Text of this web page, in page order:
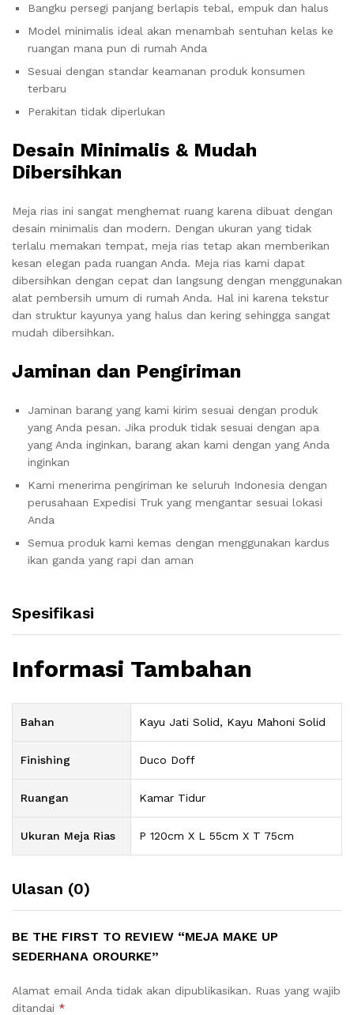
Bangku persegi panjang berlapis tebal, empuk dan halus
Model minimalis ideal akan menambah sentuhan kelas ke
ruangan mana pun di rumah Anda
Sesuai dengan standar keamanan produk konsumen
terbaru
Perakitan tidak diperlukan
Desain Minimalis & Mudah
Dibersihkan
Meja rias ini sangat menghemat ruang karena dibuat dengan
desain minimalis dan modern. Dengan ukuran yang tidak
terlalu memakan tempat, meja rias tetap akan memberikan
kesan elegan pada ruangan Anda. Meja rias kami dapat
dibersihkan dengan cepat dan langsung dengan menggunakan
alat pembersih umum di rumah Anda. Hal ini karena tekstur
dan struktur kayunya yang halus dan kering sehingga sangat
mudah dibersihkan.
Jaminan dan Pengiriman
Jaminan barang yang kami kirim sesuai dengan produk
yang Anda pesan. Jika produk tidak sesuai dengan apa
yang Anda inginkan, barang akan kami dengan yang Anda
inginkan
Kami menerima pengiriman ke seluruh Indonesia dengan
perusahaan Expedisi Truk yang mengantar sesuai lokasi
Anda
Semua produk kami kemas dengan menggunakan kardus
ikan ganda yang rapi dan aman
Spesifikasi
Informasi Tambahan
Bahan Kayu Jati Solid, Kayu Mahoni Solid
Finishing Duco Doff
Ruangan Kamar Tidur
Ukuran Meja Rias P 120cm X L 55cm X T 75cm
Ulasan (0)
BE THE FIRST TO REVIEW “MEJA MAKE UP
SEDERHANA OROURKE”
Alamat email Anda tidak akan dipublikasikan. Ruas yang wajib
ditandai *